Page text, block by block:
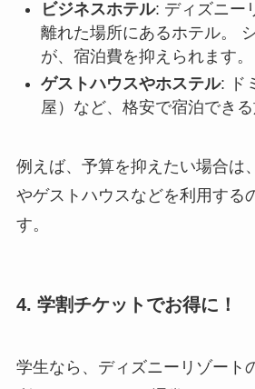
ビジネスホテル: ディズニー
離れた場所にあるホテル。
が、宿泊費を抑えられます。
ゲストハウスやホステル: ド
屋）など、格安で宿泊できる
例えば、予算を抑えたい場合は
やゲストハウスなどを利用する
す。
4. 学割チケットでお得に！
学生なら、ディズニーリゾート